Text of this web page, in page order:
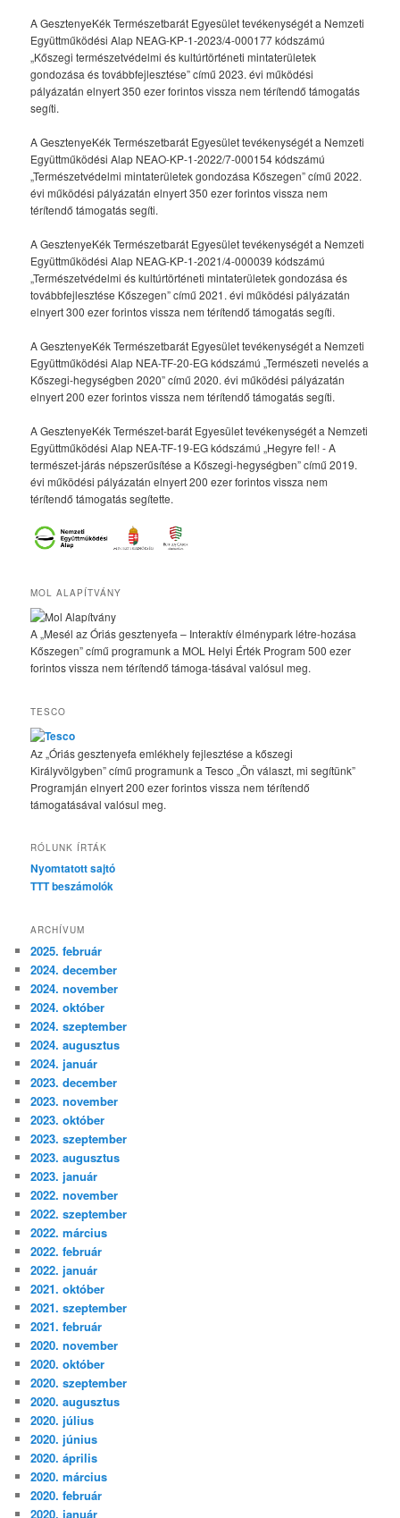
A GesztenyeKék Természetbarát Egyesület tevékenységét a Nemzeti
Együttműködési Alap NEAG-KP-1-2023/4-000177 kódszámú
„Kőszegi természetvédelmi és kultúrtörténeti mintaterületek
gondozása és továbbfejlesztése” című 2023. évi működési
pályázatán elnyert 350 ezer forintos vissza nem térítendő támogatás
segíti.
A GesztenyeKék Természetbarát Egyesület tevékenységét a Nemzeti
Együttműködési Alap NEAO-KP-1-2022/7-000154 kódszámú
„Természetvédelmi mintaterületek gondozása Kőszegen” című 2022.
évi működési pályázatán elnyert 350 ezer forintos vissza nem
térítendő támogatás segíti.
A GesztenyeKék Természetbarát Egyesület tevékenységét a Nemzeti
Együttműködési Alap NEAG-KP-1-2021/4-000039 kódszámú
„Természetvédelmi és kultúrtörténeti mintaterületek gondozása és
továbbfejlesztése Kőszegen” című 2021. évi működési pályázatán
elnyert 300 ezer forintos vissza nem térítendő támogatás segíti.
A GesztenyeKék Természetbarát Egyesület tevékenységét a Nemzeti
Együttműködési Alap NEA-TF-20-EG kódszámú „Természeti nevelés a
Kőszegi-hegységben 2020” című 2020. évi működési pályázatán
elnyert 200 ezer forintos vissza nem térítendő támogatás segíti.
A GesztenyeKék Természet-barát Egyesület tevékenységét a Nemzeti
Együttműködési Alap NEA-TF-19-EG kódszámú „Hegyre fel! - A
természet-járás népszerűsítése a Kőszegi-hegységben” című 2019.
évi működési pályázatán elnyert 200 ezer forintos vissza nem
térítendő támogatás segítette.
MOL ALAPÍTVÁNY
A „Mesél az Óriás gesztenyefa – Interaktív élménypark létre-hozása
Kőszegen” című programunk a MOL Helyi Érték Program 500 ezer
forintos vissza nem térítendő támoga-tásával valósul meg.
TESCO
Az „Óriás gesztenyefa emlékhely fejlesztése a kőszegi
Királyvölgyben” című programunk a Tesco „Ön választ, mi segítünk”
Programján elnyert 200 ezer forintos vissza nem térítendő
támogatásával valósul meg.
RÓLUNK ÍRTÁK
Nyomtatott sajtó
TTT beszámolók
ARCHÍVUM
2025. február
2024. december
2024. november
2024. október
2024. szeptember
2024. augusztus
2024. január
2023. december
2023. november
2023. október
2023. szeptember
2023. augusztus
2023. január
2022. november
2022. szeptember
2022. március
2022. február
2022. január
2021. október
2021. szeptember
2021. február
2020. november
2020. október
2020. szeptember
2020. augusztus
2020. július
2020. június
2020. április
2020. március
2020. február
2020. január